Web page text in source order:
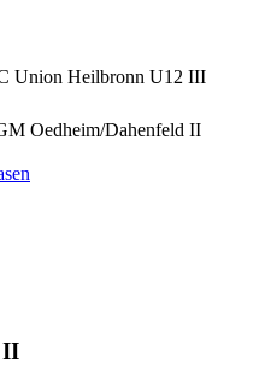
Union Heilbronn U12 III
Oedheim/Dahenfeld II
II